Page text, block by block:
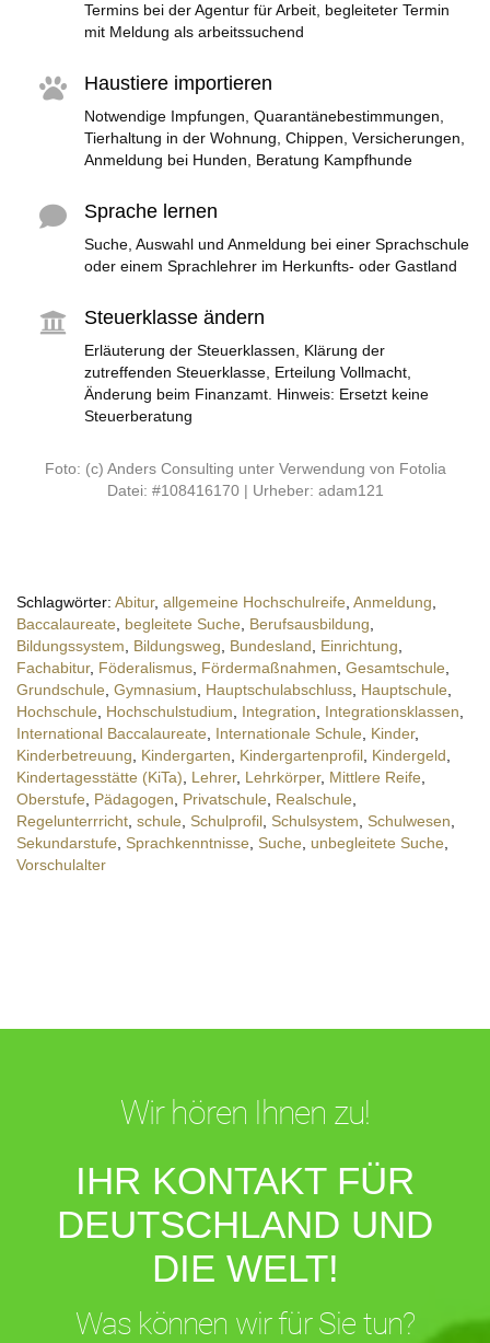
Termins bei der Agentur für Arbeit, begleiteter Termin
mit Meldung als arbeitssuchend
Haustiere importieren
Notwendige Impfungen, Quarantänebestimmungen,
Tierhaltung in der Wohnung, Chippen, Versicherungen,
Anmeldung bei Hunden, Beratung Kampfhunde
Sprache lernen
Suche, Auswahl und Anmeldung bei einer Sprachschule
oder einem Sprachlehrer im Herkunfts- oder Gastland
Steuerklasse ändern
Erläuterung der Steuerklassen, Klärung der
zutreffenden Steuerklasse, Erteilung Vollmacht,
Änderung beim Finanzamt. Hinweis: Ersetzt keine
Steuerberatung
Foto: (c) Anders Consulting unter Verwendung von Fotolia
Datei: #108416170 | Urheber: adam121
Schlagwörter: Abitur, allgemeine Hochschulreife Anmeldung
Baccalaureate
begleitete Suche Berufsausbildung
Bildungssystem
Bildungsweg Bundesland Einrichtung
Fachabitur, Föderalismus Fördermaßnahmen Gesamtschule
Grundschule Gymnasium Hauptschulabschluss Hauptschule
Hochschule
Hochschulstudium Integration Integrationsklassen
International Baccalaureate
Internationale Schule Kinder,
Kinderbetreuung
Kindergarten Kindergartenprofil Kindergeld
Kindertagesstätte (KiTa)
Lehrer, Lehrkörper, Mittlere Reife
Oberstufe
Pädagogen Privatschule Realschule
Regelunterrricht schule Schulprofil Schulsystem Schulwesen
Sekundarstufe
Sprachkenntnisse Suche unbegleitete Suche
Vorschulalter
Wir hören Ihnen zu!
IHR KONTAKT FÜR
DEUTSCHLAND UND
DIE WELT!
Was können wir für Sie tun?